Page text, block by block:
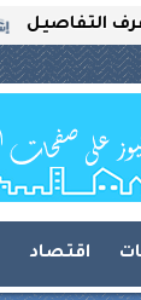
اقتصاد